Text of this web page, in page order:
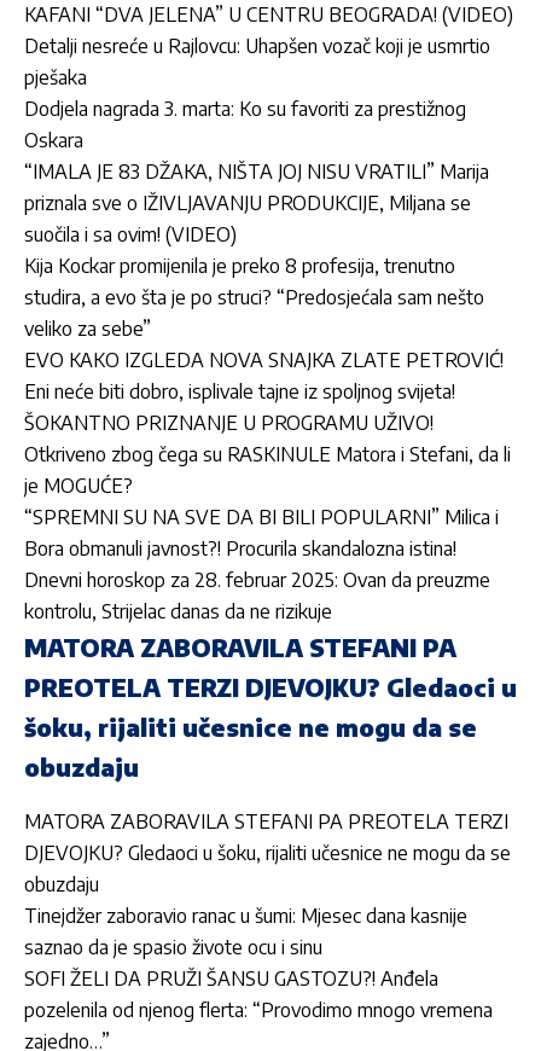
KAFANI “DVA JELENA” U CENTRU BEOGRADA! (VIDEO)
Detalji nesreće u Rajlovcu: Uhapšen vozač koji je usmrtio
pješaka
Dodjela nagrada 3. marta: Ko su favoriti za prestižnog
Oskara
“IMALA JE 83 DŽAKA, NIŠTA JOJ NISU VRATILI” Marija
priznala sve o IŽIVLJAVANJU PRODUKCIJE, Miljana se
suočila i sa ovim! (VIDEO)
Kija Kockar promijenila je preko 8 profesija, trenutno
studira, a evo šta je po struci? “Predosjećala sam nešto
veliko za sebe”
EVO KAKO IZGLEDA NOVA SNAJKA ZLATE PETROVIĆ!
Eni neće biti dobro, isplivale tajne iz spoljnog svijeta!
ŠOKANTNO PRIZNANJE U PROGRAMU UŽIVO!
Otkriveno zbog čega su RASKINULE Matora i Stefani, da li
je MOGUĆE?
“SPREMNI SU NA SVE DA BI BILI POPULARNI” Milica i
Bora obmanuli javnost?! Procurila skandalozna istina!
Dnevni horoskop za 28. februar 2025: Ovan da preuzme
kontrolu, Strijelac danas da ne rizikuje
MATORA ZABORAVILA STEFANI PA
PREOTELA TERZI DJEVOJKU? Gledaoci u
šoku, rijaliti učesnice ne mogu da se
obuzdaju
MATORA ZABORAVILA STEFANI PA PREOTELA TERZI
DJEVOJKU? Gledaoci u šoku, rijaliti učesnice ne mogu da se
obuzdaju
Tinejdžer zaboravio ranac u šumi: Mjesec dana kasnije
saznao da je spasio živote ocu i sinu
SOFI ŽELI DA PRUŽI ŠANSU GASTOZU?! Anđela
pozelenila od njenog flerta: “Provodimo mnogo vremena
zajedno…”